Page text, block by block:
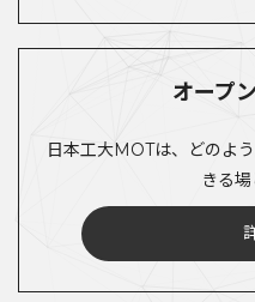
オープ
日本工大MOTは、どのよ
きる